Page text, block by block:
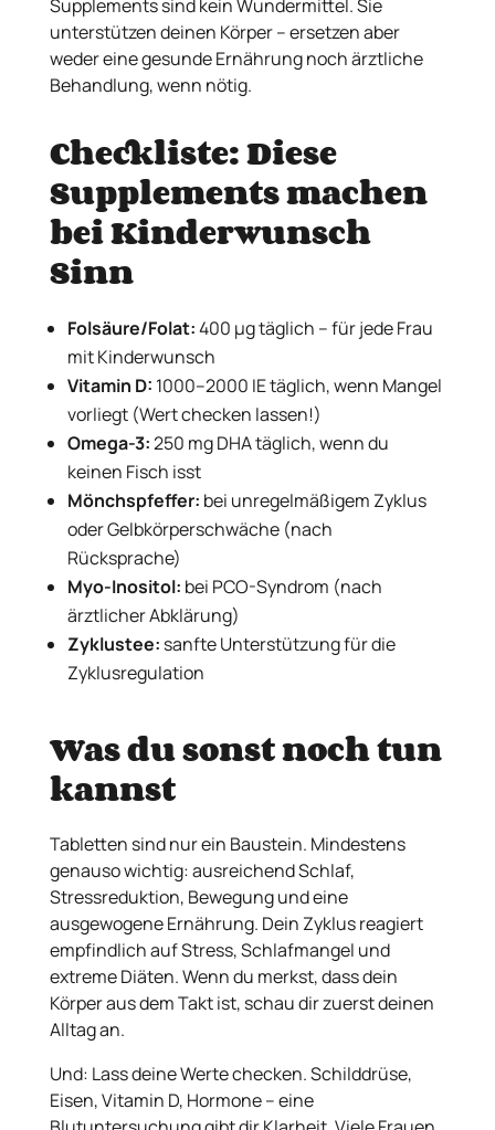
Supplements sind kein Wundermittel. Sie
unterstützen deinen Körper – ersetzen aber
weder eine gesunde Ernährung noch ärztliche
Behandlung, wenn nötig.
Checkliste: Diese
Supplements machen
bei Kinderwunsch
Sinn
Folsäure/Folat:400 µg täglich – für jede Frau
mit Kinderwunsch
Vitamin D: 1000–2000 IE täglich, wenn Mangel
vorliegt (Wert checken lassen!)
Omega-3:250 mg DHA täglich, wenn du
keinen Fisch isst
Mönchspfeffer: bei unregelmäßigem Zyklus
oder Gelbkörperschwäche (nach
Rücksprache)
Myo-Inositol: bei PCO-Syndrom (nach
ärztlicher Abklärung)
Zyklustee: sanfte Unterstützung für die
Zyklusregulation
Was du sonst noch tun
kannst
Tabletten sind nur ein Baustein. Mindestens
genauso wichtig: ausreichend Schlaf,
Stressreduktion, Bewegung und eine
ausgewogene Ernährung. Dein Zyklus reagiert
empfindlich auf Stress, Schlafmangel und
extreme Diäten. Wenn du merkst, dass dein
Körper aus dem Takt ist, schau dir zuerst deinen
Alltag an.
Und: Lass deine Werte checken. Schilddrüse,
Eisen, Vitamin D, Hormone – eine